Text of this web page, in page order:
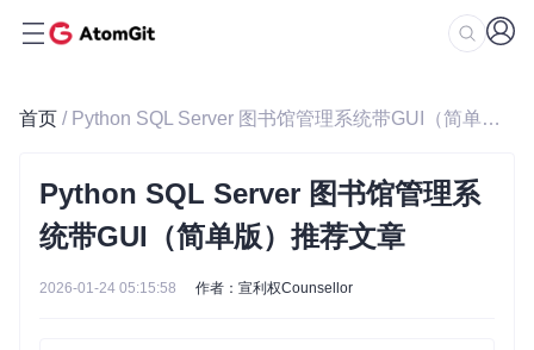
首页 / Python SQL Server 图书馆管理系统带GUI（简单版）推荐文章
Python SQL Server 图书馆管理系
统带GUI（简单版）推荐文章
2026-01-24 05:15:58 作者：宣利权Counsellor